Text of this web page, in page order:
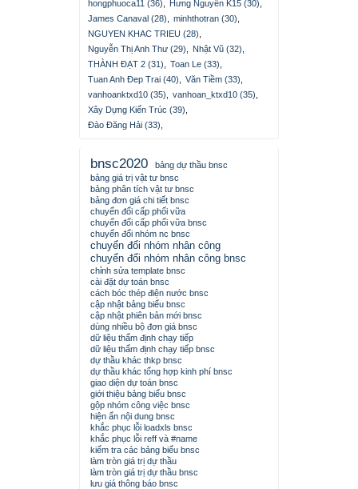
hongphuoca11 (36)
Hưng Nguyễn K15 (30)
James Canaval (28)
minhthotran (30)
NGUYEN KHAC TRIEU (28)
Nguyễn Thị Anh Thư (29)
Nhật Vũ (32)
THÀNH ĐẠT 2 (31)
Toan Le (33)
Tuan Anh Đep Trai (40)
Văn Tiềm (33)
vanhoanktxd10 (35)
vanhoan_ktxd10 (35)
Xây Dựng Kiến Trúc (39)
Đào Đăng Hải (33)
bnsc2020
bảng dự thầu bnsc
bảng giá trị vật tư bnsc
bảng phân tích vật tư bnsc
bảng đơn giá chi tiết bnsc
chuyển đổi cấp phối vữa
chuyển đổi cấp phối vữa bnsc
chuyển đổi nhóm nc bnsc
chuyển đổi nhóm nhân công
chuyển đổi nhóm nhân công bnsc
chỉnh sửa template bnsc
cài đặt dự toán bnsc
cách bóc thép điện nước bnsc
cập nhật bảng biểu bnsc
cập nhật phiên bản mới bnsc
dùng nhiều bộ đơn giá bnsc
dữ liệu thẩm định chạy tiếp
dữ liệu thẩm định chạy tiếp bnsc
dự thầu khác thkp bnsc
dự thầu khác tổng hợp kinh phí bnsc
giao diện dự toán bnsc
giới thiệu bảng biểu bnsc
gộp nhóm công việc bnsc
hiện ẩn nội dung bnsc
khắc phục lỗi loadxls bnsc
khắc phục lỗi reff và #name
kiểm tra các bảng biểu bnsc
làm tròn giá trị dự thầu
làm tròn giá trị dự thầu bnsc
lưu giá thông báo bnsc